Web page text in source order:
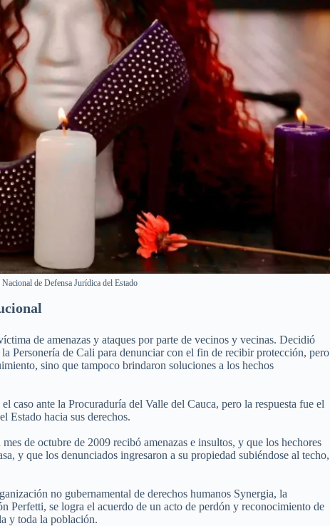
de Defensa Jurídica del Estado
de amenazas y ataques por parte de vecinos y vecinas. Decidió
Personería de Cali para denunciar con el fin de recibir protección, pero
sino que tampoco brindaron soluciones a los hechos
caso ante la Procuraduría del Valle del Cauca, pero la respuesta fue el
Estado hacia sus derechos.
de octubre de 2009 recibó amenazas e insultos, y que los hechores
y que los denunciados ingresaron a su propiedad subiéndose al techo,
no gubernamental de derechos humanos Synergia, la
Perfetti, se logra el acuerdo de un acto de perdón y reconocimiento de
y toda la población.